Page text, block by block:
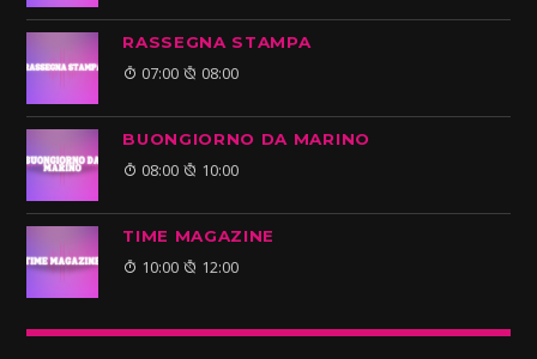
RASSEGNA STAMPA
07:00 08:00
BUONGIORNO DA MARINO
08:00 10:00
TIME MAGAZINE
10:00 12:00